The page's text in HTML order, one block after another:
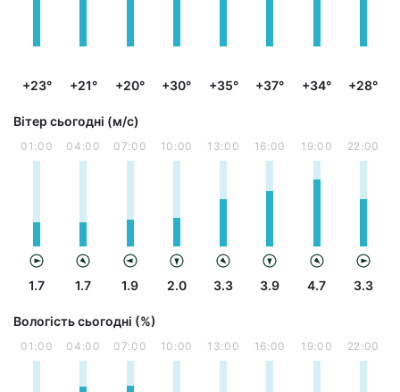
+23° +21° +20° +30° +35° +37° +34° +28°
Вітер сьогодні (м/с)
01:00
1.7
04:00
1.7
07:00
1.9
10:00
2.0
13:00
3.3
16:00
3.9
19:00
4.7
22:00
3.3
Вологість сьогодні (%)
01:00 04:00 07:00 10:00 13:00 16:00 19:00 22:00